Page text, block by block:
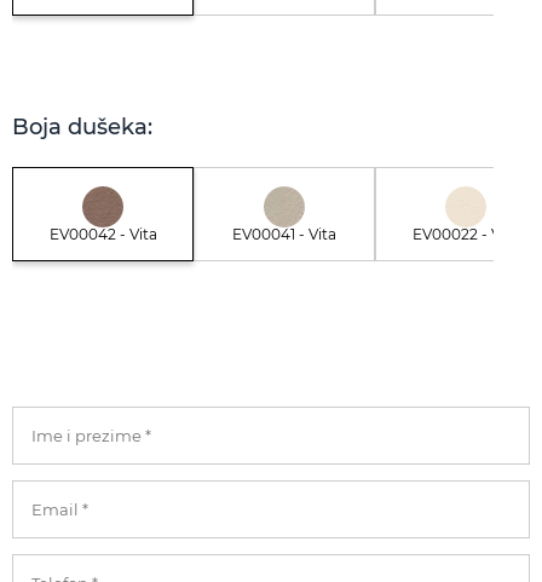
Boja dušeka:
EV00042 - Vita EV00041 - Vita EV00022 - Vita